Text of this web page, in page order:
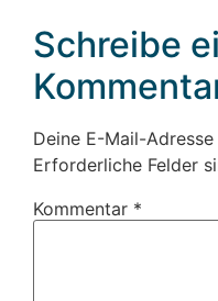
Schreibe
Deine E-Mail-
Erforderliche Felder
Kommentar *